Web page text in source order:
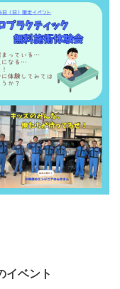
イベント